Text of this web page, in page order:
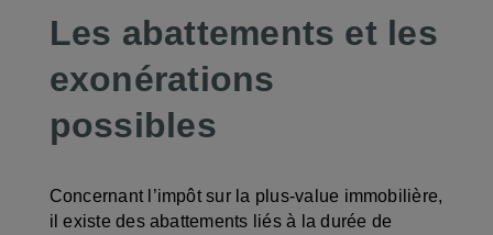
Les abattements et les
exonérations
possibles
Concernant l’impôt sur la plus-value immobilière,
il existe des abattements liés à la durée de